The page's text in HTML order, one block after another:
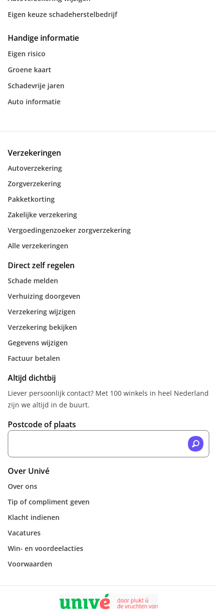
Eigen keuze schadeherstelbedrijf
Handige informatie
Eigen risico
Groene kaart
Schadevrije jaren
Auto informatie
Verzekeringen
Autoverzekering
Zorgverzekering
Pakketkorting
Zakelijke verzekering
Vergoedingenzoeker zorgverzekering
Alle verzekeringen
Direct zelf regelen
Schade melden
Verhuizing doorgeven
Verzekering wijzigen
Verzekering bekijken
Gegevens wijzigen
Factuur betalen
Altijd dichtbij
Liever persoonlijk contact? Met 100 winkels in heel Nederland
zijn we altijd in de buurt.
Postcode of plaats
Over Univé
Over ons
Tip of compliment geven
Klacht indienen
Vacatures
Win- en voordeelacties
Voorwaarden